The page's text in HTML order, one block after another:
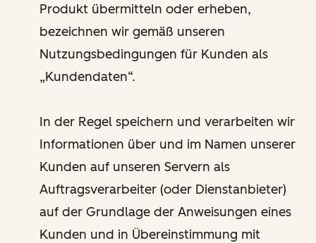
Produkt übermitteln oder erheben,
bezeichnen wir gemäß unseren
Nutzungsbedingungen für Kunden als
„Kundendaten“.
In der Regel speichern und verarbeiten wir
Informationen über und im Namen unserer
Kunden auf unseren Servern als
Auftragsverarbeiter (oder Dienstanbieter)
auf der Grundlage der Anweisungen eines
Kunden und in Übereinstimmung mit